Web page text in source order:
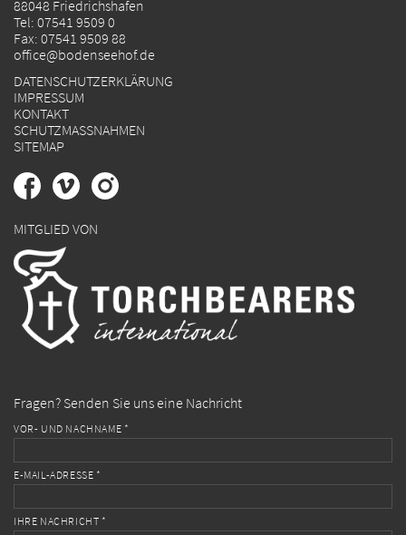
88048 Friedrichshafen
Tel: 07541 9509 0
Fax: 07541 9509 88
office@bodenseehof.de
DATENSCHUTZERKLÄRUNG
IMPRESSUM
KONTAKT
SCHUTZMASSNAHMEN
SITEMAP
MITGLIED VON
Fragen? Senden Sie uns eine Nachricht
VOR- UND NACHNAME *
E-MAIL-ADRESSE *
IHRE NACHRICHT *